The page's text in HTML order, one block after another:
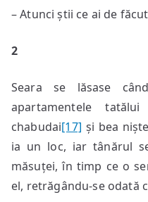
– Atunci știi ce ai de
2
Seara se lăsase
apartamentele
chabudai[17] și bea
ia un loc, iar tânărul
măsuței, în timp ce o
el, retrăgându-se odată